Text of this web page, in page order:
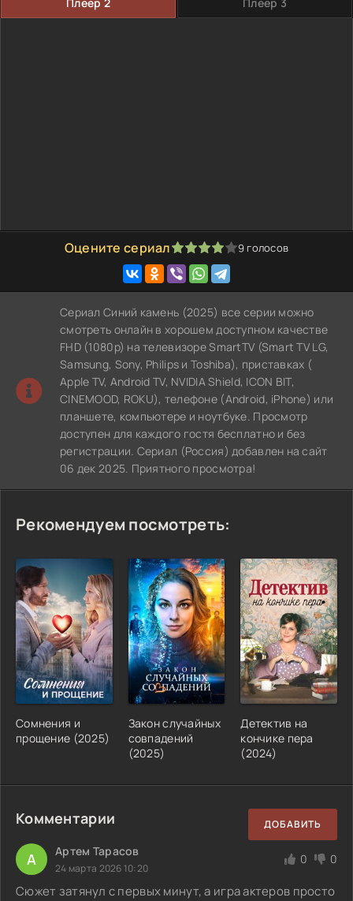
Оцените сериал
1 2 3 4 5 9голосов
Сериал Синий камень (2025) все серии можно
смотреть онлайн в хорошем доступном качестве
FHD (1080p) на телевизоре SmartTV (Smart TV LG,
Samsung, Sony, Philips и Toshiba), приставках (
Apple TV, Android TV, NVIDIA Shield, ICON BIT,
CINEMOOD, ROKU), телефоне (Android, iPhone) или
планшете, компьютере и ноутбуке. Просмотр
доступен для каждого гостя бесплатно и без
регистрации. Сериал (Россия) добавлен на сайт
06 дек 2025. Приятного просмотра!
Рекомендуем посмотреть:
Сомнения и
прощение (2025)
Закон случайных
совпадений
(2025)
Детектив на
кончике пера
(2024)
Комментарии ДОБАВИТЬ
А Артем Тарасов
24 марта 2026 10:20
0 0
Сюжет затянул с первых минут, а игра актеров просто